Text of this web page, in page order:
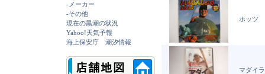
-メーカー
-その他
現在の黒潮の状況
Yahoo!天気予報
海上保安庁 潮汐情報
ホッツ
マダイ